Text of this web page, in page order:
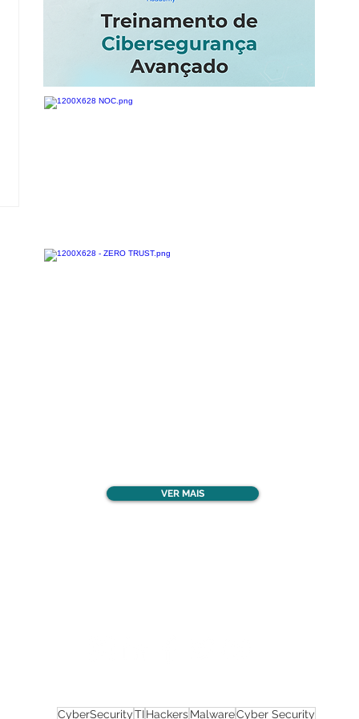
VER MAIS
CyberSecurityTI Hackers MalwareCyber Security